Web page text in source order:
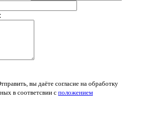
:
вы даёте согласие на обработку
в соответсвии с положением